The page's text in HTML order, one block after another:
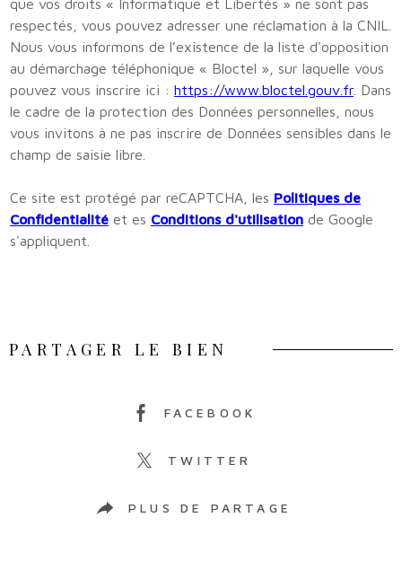
que vos droits « Informatique et Libertés » ne sont pas
respectés, vous pouvez adresser une réclamation à la CNIL.
Nous vous informons de l’existence de la liste d'opposition
au démarchage téléphonique « Bloctel », sur laquelle vous
pouvez vous inscrire ici : https://www.bloctel.gouv.fr . Dans
le cadre de la protection des Données personnelles, nous
vous invitons à ne pas inscrire de Données sensibles dans le
champ de saisie libre.
Ce site est protégé par reCAPTCHA, les Politiques de
Confidentialité et es Conditions d'utilisation de Google
s'appliquent.
PARTAGER LE BIEN
FACEBOOK
TWITTER
PLUS DE PARTAGE